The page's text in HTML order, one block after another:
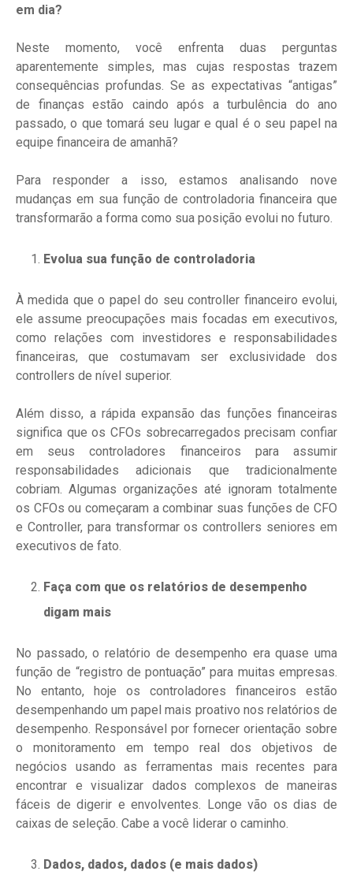
em dia?
Neste momento, você enfrenta duas perguntas
aparentemente simples, mas cujas respostas trazem
consequências profundas. Se as expectativas “antigas”
de finanças estão caindo após a turbulência do ano
passado, o que tomará seu lugar e qual é o seu papel na
equipe financeira de amanhã?
Para responder a isso, estamos analisando nove
mudanças em sua função de controladoria financeira que
transformarão a forma como sua posição evolui no futuro.
Evolua sua função de controladoria
À medida que o papel do seu controller financeiro evolui,
ele assume preocupações mais focadas em executivos,
como relações com investidores e responsabilidades
financeiras, que costumavam ser exclusividade dos
controllers de nível superior.
Além disso, a rápida expansão das funções financeiras
significa que os CFOs sobrecarregados precisam confiar
em seus controladores financeiros para assumir
responsabilidades adicionais que tradicionalmente
cobriam. Algumas organizações até ignoram totalmente
os CFOs ou começaram a combinar suas funções de CFO
e Controller, para transformar os controllers seniores em
executivos de fato.
Faça com que os relatórios de desempenho
digam mais
No passado, o relatório de desempenho era quase uma
função de “registro de pontuação” para muitas empresas.
No entanto, hoje os controladores financeiros estão
desempenhando um papel mais proativo nos relatórios de
desempenho. Responsável por fornecer orientação sobre
o monitoramento em tempo real dos objetivos de
negócios usando as ferramentas mais recentes para
encontrar e visualizar dados complexos de maneiras
fáceis de digerir e envolventes. Longe vão os dias de
caixas de seleção. Cabe a você liderar o caminho.
Dados, dados, dados (e mais dados)